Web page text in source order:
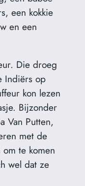
een kokkie
en een
Die droeg
Indiërs op
kon lezen
Bijzonder
Van Putten,
met de
te komen
wel dat ze